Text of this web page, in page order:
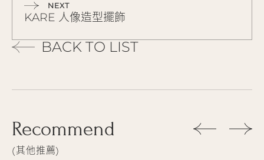
NEXT
KARE 人像造型擺飾
BACK TO LIST
Recommend
其他推薦